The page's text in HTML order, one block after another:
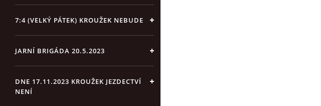
7:4 (VELKÝ PÁTEK) KROUŽEK NEBUDE
JARNÍ BRIGÁDA 20.5.2023
DNE 17.11.2023 KROUŽEK JEZDECTVÍ
NENÍ